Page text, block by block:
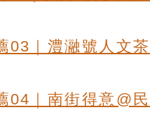
03｜澧瀜號人文茶
04｜南街得意@民